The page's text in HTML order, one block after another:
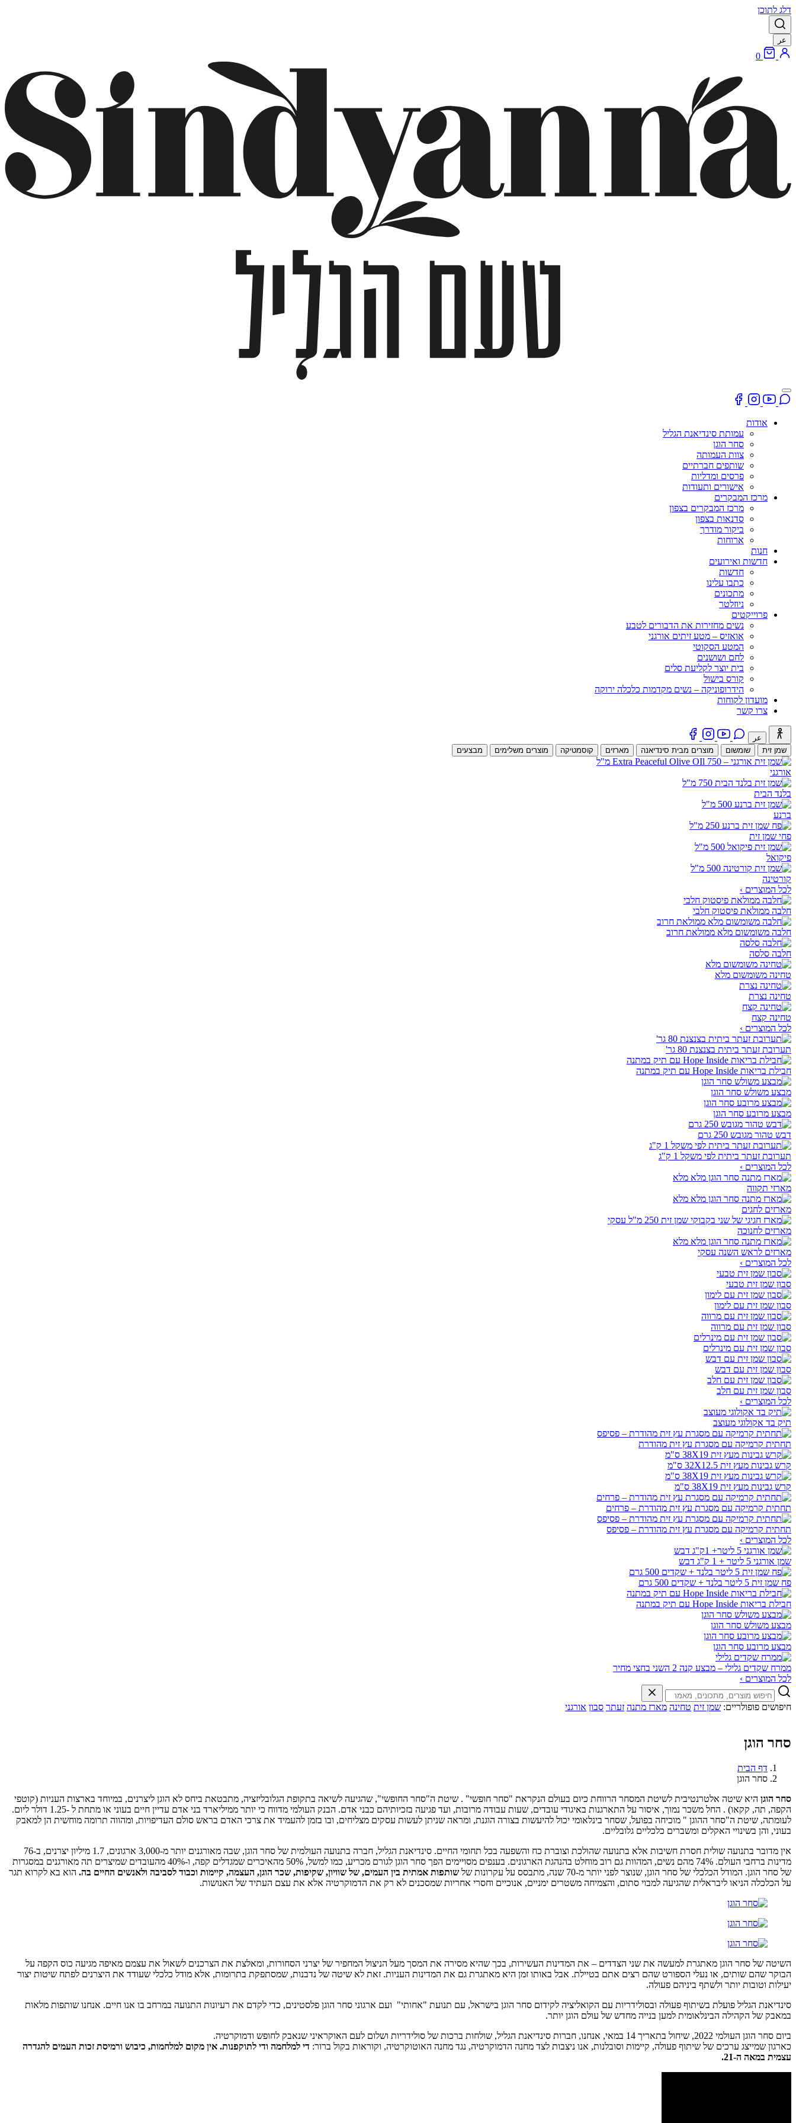
דלג לתוכן
عر
0
אודות
עמותת סינדיאנת הגליל
סחר הוגן
צוות העמותה
שותפים חברתיים
פרסים ומדליות
אישורים ותעודות
מרכז המבקרים
מרכז המבקרים בצפון
סדנאות בצפון
ביקור מודרך
ארוחות
חנות
חדשות ואירועים
חדשות
כתבו עלינו
מתכונים
ניוזלטר
פרוייקטים
נשים מחזירות את הדבורים לטבע
אואזיס – מטע זיתים אורגני
המטע הסקוטי
לחם ושושנים
בית יוצר לקליעת סלים
קורס בישול
הידרופוניקה – נשים מקדמות כלכלה ירוקה
מועדון לקוחות
צרו קשר
عر
שמן זית
שומשום מוצרים מבית סינדיאנה מארזים קוסמטיקה מוצרים משלימים מבצעים
אורגני
בלנד הבית
ברנע
פחי שמן זית
פיקואל
קורטינה
לכל המוצרים ›
חלבה ממולאת פיסטוק חלבי
חלבה משומשום מלא ממולאת חרוב
חלבה סלסה
טחינה משומשום מלא
טחינה נצרת
טחינה קצח
לכל המוצרים ›
תערובת זעתר ביתית בצנצנת 80 גר'
חבילת בריאות Hope Inside עם תיק במתנה
מבצע משולש סחר הוגן
מבצע מרובע סחר הוגן
דבש טהור מגובש 250 גרם
תערובת זעתר ביתית לפי משקל 1 ק"ג
לכל המוצרים ›
מארזי תקווה
מארזים לחגים
מארזים לחנוכה
מארזים לראש השנה עסקי
לכל המוצרים ›
סבון שמן זית טבעי
סבון שמן זית עם לימון
סבון שמן זית עם מרווה
סבון שמן זית עם מינרלים
סבון שמן זית עם דבש
סבון שמן זית עם חלב
לכל המוצרים ›
תיק בד אקולוגי מעוצב
תחתית קרמיקה עם מסגרת עץ זית מהודרת
קרש גבינות מעץ זית 32X12.5 ס"מ
קרש גבינות מעץ זית 38X19 ס"מ
תחתית קרמיקה עם מסגרת עץ זית מהודרת – פרחים
תחתית קרמיקה עם מסגרת עץ זית מהודרת – פסיפס
לכל המוצרים ›
שמן אורגני 5 ליטר + 1 ק"ג דבש
פח שמן זית 5 ליטר בלנד + שקדים 500 גרם
חבילת בריאות Hope Inside עם תיק במתנה
מבצע משולש סחר הוגן
מבצע מרובע סחר הוגן
ממרח שקדים גלילי – מבצע קנה 2 השני בחצי מחיר
לכל המוצרים ›
חיפושים פופולריים: שמן זית טחינה מארז מתנה זעתר סבון אורגני
סחר הוגן
דף הבית
סחר הוגן
סחר הוגן היא שיטה אלטרנטיבית לשיטת המסחר הרווחת כיום בעולם הנקראת "סחר חופשי" . שיטת ה"סחר החופשי", שהגיעה לשיאה בתקופת הגלובליזציה, מתבטאת ביחס לא הוגן ליצרנים, במיוחד בארצות העניות (קוטפי
הקפה, תה, קקאו) . החל משכר נמוך, איסור על התארגנות באיגודי עובדים, שעות עבודה מרובות, ועד פגיעה בזכיותיהם כבני אדם. הבנק העולמי מדווח כי יותר ממיליארד בני אדם עדיין חיים בעוני או מתחת ל -1.25 דולר ליום.
לעומתה, שיטת ה"סחר ההוגן " מוכיחה בפועל, שסחר בינלאומי יכול להיעשות בצורה הוגנת, ומראה שניתן לעשות עסקים מצליחים, ובו בזמן להעמיד את צרכי האדם בראש סולם העדיפויות, ומהווה תרומה מוחשית הן למאבק
בעוני, והן בשינויי האקלים ומשברים כלכליים גלובליים.
אין מדובר בתנועה שולית חסרת חשיבות אלא בתנועה שהולכת וצוברת כח והשפעה בכל תחומי החיים. סינדיאנת הגליל, חברה בתנועה העולמית של סחר הוגן, שבה מאורגנים יותר מ-3,000 ארגונים, 1.7 מיליון יצרנים, ב-76
מדינות ברחבי העולם. 74% מהם נשים, המהוות גם רוב מוחלט בהנהגת הארגונים. בענפים מסויימים הפך סחר הוגן לגורם מכריע, כמו למשל, 50% מהאיכרים שמגדלים קפה, ו-40% מהעובדים שמיצרים תה מאורגנים במסגרות
של סחר הוגן. המודל הכלכלי של סחר הוגן, שנוצר לפני יותר מ-70 שנה, מתבסס על עקרונות של
שותפות אמתית בין העמים, של שוויון, שקיפות, שכר הוגן, העצמה, קיימות וכבוד לסביבה ולאנשים החיים בה. הוא בא לקרוא תגר
על הכלכלה הניאו ליבראלית שהגיעה למבוי סתום, והצמיחה משטרים ימניים, אנוכיים וחסרי אחריות שמסכנים לא רק את הדמוקרטיה אלא את עצם העתיד של האנושות.
השיטה של סחר הוגן מאתגרת למעשה את שני הצדדים – את המדינות העשירות, בכך שהיא מסירה את המסך מעל הניצול המחפיר של יצרני הסחורות, ומאלצת את הצרכנים לשאול את עצמם מאיפה מגיעה כוס הקפה על
הבוקר שהם שותים, או נעלי הספורט שהם רצים אתם בטיילת. אבל באותו זמן היא מאתגרת גם את המדינות העניות. זאת לא שיטה של נדבנות, שמסתפקת בתרומות, אלא מודל כלכלי שעודד את היצרנים לפתח שיטות יצור
יעילות וטובות יותר ולשתף ביניהם פעולה.
סינדיאנת הגליל פועלת בשיתוף פעולה ובסולידריות עם הקואליציה לקידום סחר הוגן בישראל, עם תנועת "אחותי" ועם ארגוני סחר הוגן פלסטינים, כדי לקדם את רעיונות התנועה במרחב בו אנו חיים. אנחנו שותפות מלאות
במאבק של הקהילה הבינלאומית למען בנייה מחדש של עולם הוגן יותר.
ביום סחר הוגן העולמי 2022, שיחול בתאריך 14 במאי, אנחנו, חברות סינדיאנת הגליל, שולחות ברכות של סולידריות ושלום לעם האוקראיני שנאבק לחופש ודמוקרטיה.
כארגון שמייצג ערכים של שיתוף פעולה, קיימות וסובלנות, אנו ניצבות לצד מחנה הדמוקרטיה, נגד מחנה האוטוקרטיה, וקוראות בקול ברור: די למלחמה ודי לתוקפנות. אין מקום למלחמות, כיבוש ורמיסת זכות העמים להגדרה
עצמית במאה ה-21.